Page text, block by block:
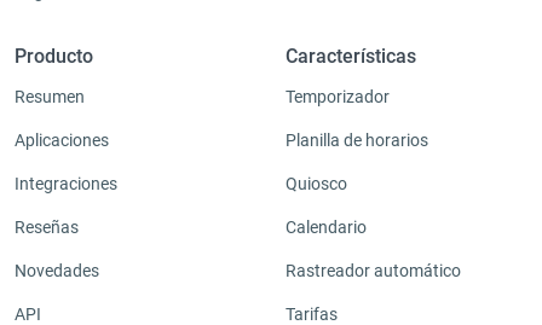
Producto
Resumen
Aplicaciones
Integraciones
Reseñas
Novedades
API
Características
Temporizador
Planilla de horarios
Quiosco
Calendario
Rastreador automático
Tarifas